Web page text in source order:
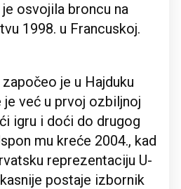
osvojila broncu na
1998. u Francuskoj.
je u Hajduku
je već u prvoj ozbiljnoj
igru i doći do drugog
mu kreće 2004., kad
reprezentaciju U-
postaje izbornik